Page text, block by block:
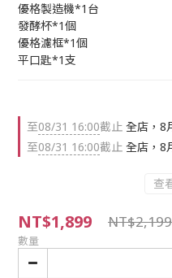
優格製造機*1台
發酵杯*1個
優格濾框*1個
平口匙*1支
至08/31 16:00截止 全店，8
至08/31 16:00截止 全店，8
查
NT$1,899 NT$2,199
數量